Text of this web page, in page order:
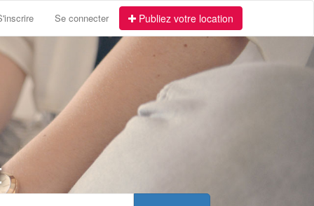
Se connecter Publiez votre location